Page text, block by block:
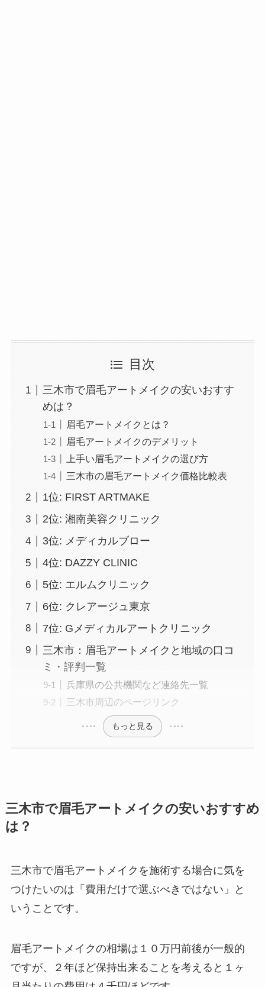
目次
三木市で眉毛アートメイクの安いおすす
めは？
眉毛アートメイクとは？
眉毛アートメイクのデメリット
上手い眉毛アートメイクの選び方
三木市の眉毛アートメイク価格比較表
1位: FIRST ARTMAKE
2位: 湘南美容クリニック
3位: メディカルブロー
4位: DAZZY CLINIC
5位: エルムクリニック
6位: クレアージュ東京
7位: Gメディカルアートクリニック
三木市：眉毛アートメイクと地域の口コ
ミ・評判一覧
兵庫県の公共機関など連絡先一覧
三木市周辺のページリンク
もっと見る
三木市で眉毛アートメイクの安いおすすめ
は？
三木市で眉毛アートメイクを施術する場合に気を
つけたいのは 「費用だけで選ぶべきではない」と
いうことです。
眉毛アートメイクの相場は１０万円前後が一般的
ですが、２年ほど保持出来ることを考えると１ヶ